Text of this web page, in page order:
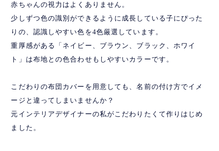
赤ちゃんの視力はよくありません。
少しずつ色の識別ができるように成長している子にぴった
りの、認識しやすい色を4色厳選しています。
重厚感がある「ネイビー、ブラウン、ブラック、ホワイ
ト」は布地との色合わせもしやすいカラーです。
こだわりの布団カバーを用意しても、名前の付け方でイメ
ージと違ってしまいませんか？
元インテリアデザイナーの私がこだわりたくて作りはじめ
ました。